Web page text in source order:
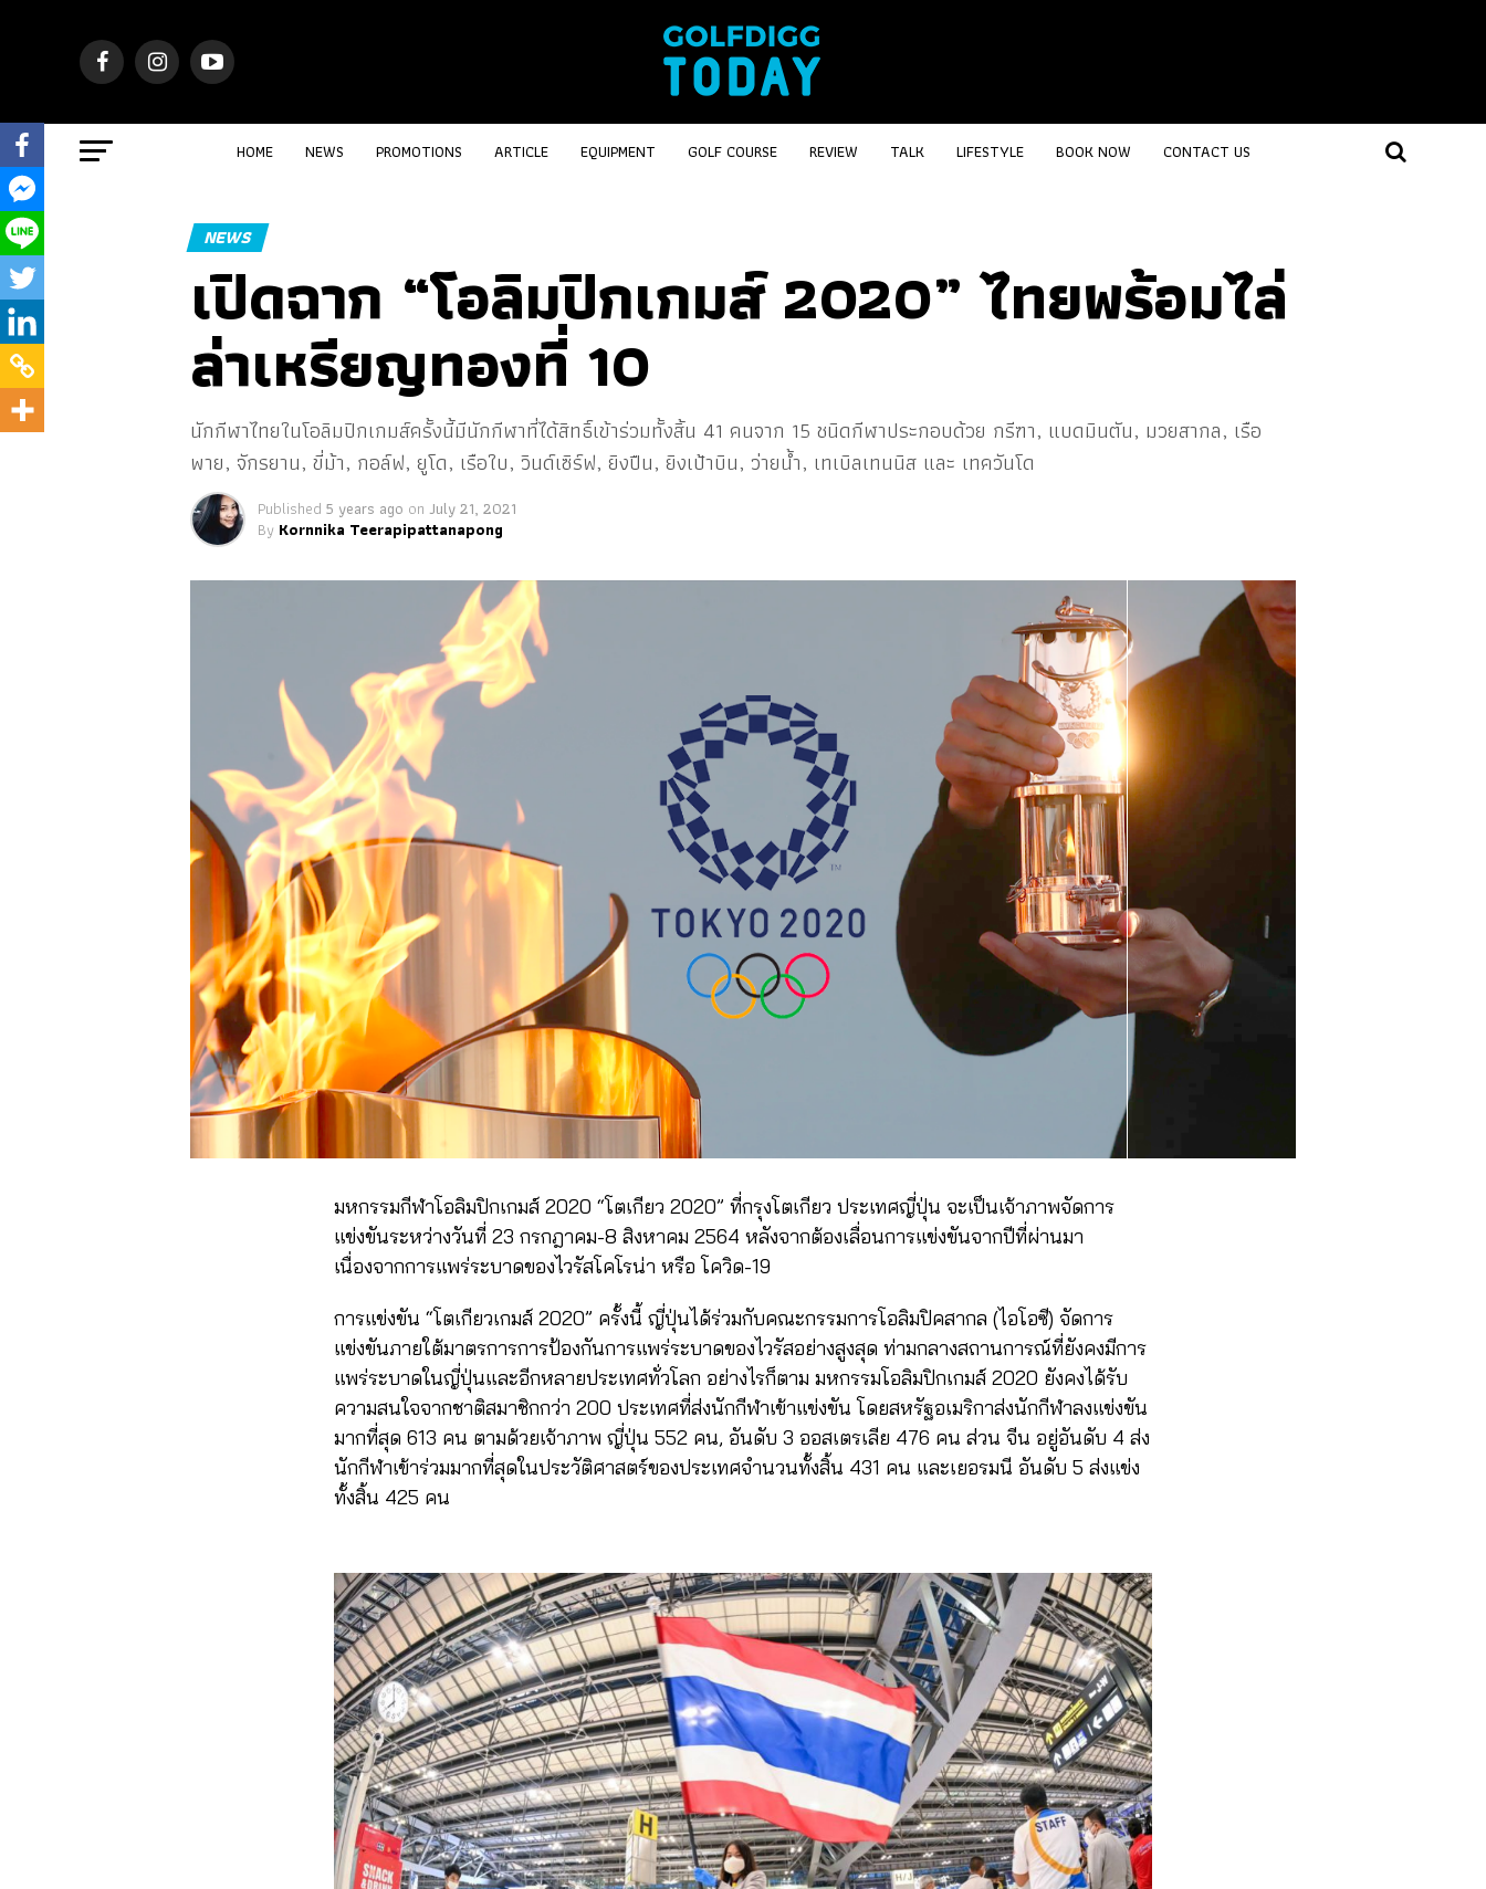
HOME NEWS PROMOTIONS ARTICLE EQUIPMENT GOLF COURSE REVIEW TALK LIFESTYLE BOOK NOW CONTACT US
NEWS
เปิดฉาก “โอลิมปิกเกมส์ 2020” ไทยพร้อมไล่
ล่าเหรียญทองที่ 10
นักกีฬาไทยในโอลิมปิกเกมส์ครั้งนี้มีนักกีฬาที่ได้สิทธิ์เข้าร่วมทั้งสิ้น 41 คนจาก 15 ชนิดกีฬาประกอบด้วย กรีฑา, แบดมินตัน, มวยสากล, เรือ
พาย, จักรยาน, ขี่ม้า, กอล์ฟ, ยูโด, เรือใบ, วินด์เซิร์ฟ, ยิงปืน, ยิงเป้าบิน, ว่ายน้ำ, เทเบิลเทนนิส และ เทควันโด
Published 5 years ago on July 21, 2021
By Kornnika Teerapipattanapong
มหกรรมกีฬาโอลิมปิกเกมส์ 2020 “โตเกียว 2020” ที่กรุงโตเกียว ประเทศญี่ปุ่น จะเป็นเจ้าภาพจัดการ
แข่งขันระหว่างวันที่ 23 กรกฎาคม-8 สิงหาคม 2564 หลังจากต้องเลื่อนการแข่งขันจากปีที่ผ่านมา
เนื่องจากการแพร่ระบาดของไวรัสโคโรน่า หรือ โควิด-19
การแข่งขัน “โตเกียวเกมส์ 2020” ครั้งนี้ ญี่ปุ่นได้ร่วมกับคณะกรรมการโอลิมปิคสากล (ไอโอซี) จัดการ
แข่งขันภายใต้มาตรการการป้องกันการแพร่ระบาดของไวรัสอย่างสูงสุด ท่ามกลางสถานการณ์ที่ยังคงมีการ
แพร่ระบาดในญี่ปุ่นและอีกหลายประเทศทั่วโลก อย่างไรก็ตาม มหกรรมโอลิมปิกเกมส์ 2020 ยังคงได้รับ
ความสนใจจากชาติสมาชิกกว่า 200 ประเทศที่ส่งนักกีฬาเข้าแข่งขัน โดยสหรัฐอเมริกาส่งนักกีฬาลงแข่งขัน
มากที่สุด 613 คน ตามด้วยเจ้าภาพ ญี่ปุ่น 552 คน, อันดับ 3 ออสเตรเลีย 476 คน ส่วน จีน อยู่อันดับ 4 ส่ง
นักกีฬาเข้าร่วมมากที่สุดในประวัติศาสตร์ของประเทศจำนวนทั้งสิ้น 431 คน และเยอรมนี อันดับ 5 ส่งแข่ง
ทั้งสิ้น 425 คน